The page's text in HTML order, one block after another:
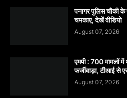
पनागर पुलिस चौकी
चमकाए, देखें वीडियो
August 07, 2026
एमपी : 700 मामलों में
फर्जीवाड़ा, टीआई से
August 07, 2026